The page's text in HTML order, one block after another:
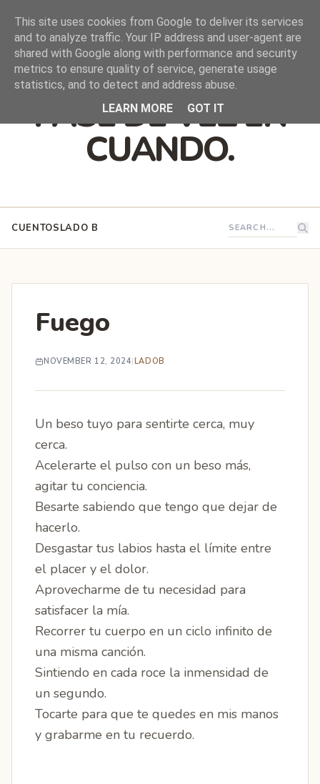
DEJO QUE ESTO
PASE DE VEZ EN
CUANDO.
CUENTOSLADO B
Fuego
NOVEMBER 12, 2024 LADOB
Un beso tuyo para sentirte cerca, muy
cerca.
Acelerarte el pulso con un beso más,
agitar tu conciencia.
Besarte sabiendo que tengo que dejar de
hacerlo.
Desgastar tus labios hasta el límite entre
el placer y el dolor.
Aprovecharme de tu necesidad para
satisfacer la mía.
Recorrer tu cuerpo en un ciclo infinito de
una misma canción.
Sintiendo en cada roce la inmensidad de
un segundo.
Tocarte para que te quedes en mis manos
y grabarme en tu recuerdo.
This site uses cookies from Google to deliver its services
and to analyze traffic. Your IP address and user-agent are
shared with Google along with performance and security
metrics to ensure quality of service, generate usage
statistics, and to detect and address abuse.
LEARN MORE
GOT IT